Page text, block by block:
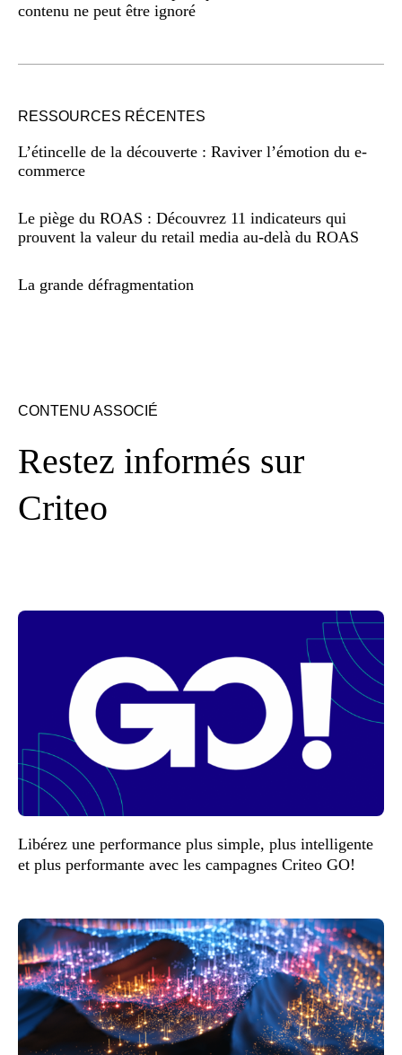
contenu ne peut être ignoré
RESSOURCES RÉCENTES
L’étincelle de la découverte : Raviver l’émotion du e-
commerce
Le piège du ROAS : Découvrez 11 indicateurs qui
prouvent la valeur du retail media au-delà du ROAS
La grande défragmentation
CONTENU ASSOCIÉ
Restez informés sur
Criteo
Libérez une performance plus simple, plus intelligente
et plus performante avec les campagnes Criteo GO!